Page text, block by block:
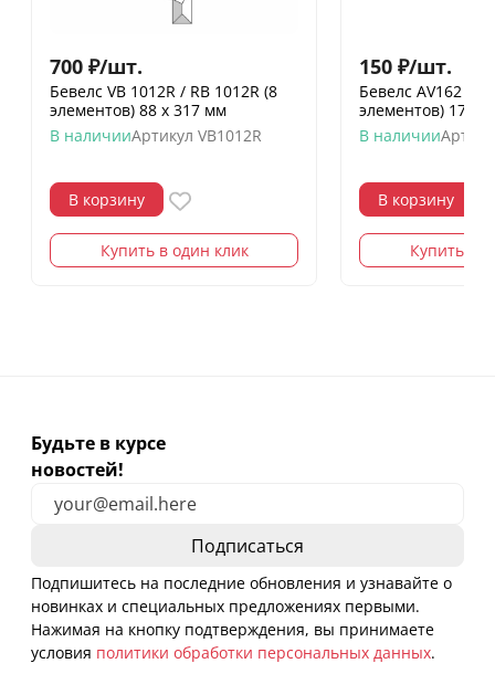
700 ₽/шт.
Бевелс VB 1012R / RB 1012R (8
элементов) 88 х 317 мм
В наличииАртикул VB1012R
В корзину
Купить в один клик
150 ₽/шт.
Бевелс AV162
элементов) 179
В наличии
В корзину
Купить в
Будьте в курсе
новостей!
Подпишитесь на последние обновления и узнавайте о
новинках и специальных предложениях первыми.
Нажимая на кнопку подтверждения, вы принимаете
условия политики обработки персональных данных.